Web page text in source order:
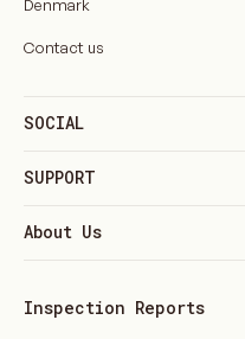
Denmark
Contact us
SOCIAL
SUPPORT
About Us
Inspection Reports